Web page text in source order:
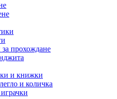
прохождане
и книжки
и количка